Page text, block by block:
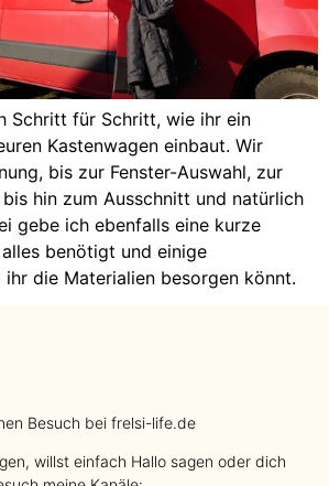
Schritt für Schritt, wie ihr ein
Kastenwagen einbaut. Wir
bis zur Fenster-Auswahl, zur
hin zum Ausschnitt und natürlich
gebe ich ebenfalls eine kurze
benötigt und einige
ihr die Materialien besorgen könnt.
Besuch bei frelsi-life.de
willst einfach Hallo sagen oder dich